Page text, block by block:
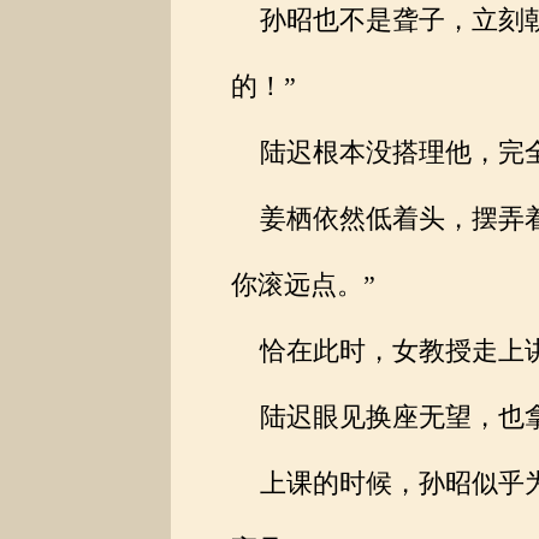
孙昭也不是聋子，立刻
的！”
陆迟根本没搭理他，完
姜栖依然低着头，摆弄
你滚远点。”
恰在此时，女教授走上
陆迟眼见换座无望，也
上课的时候，孙昭似乎